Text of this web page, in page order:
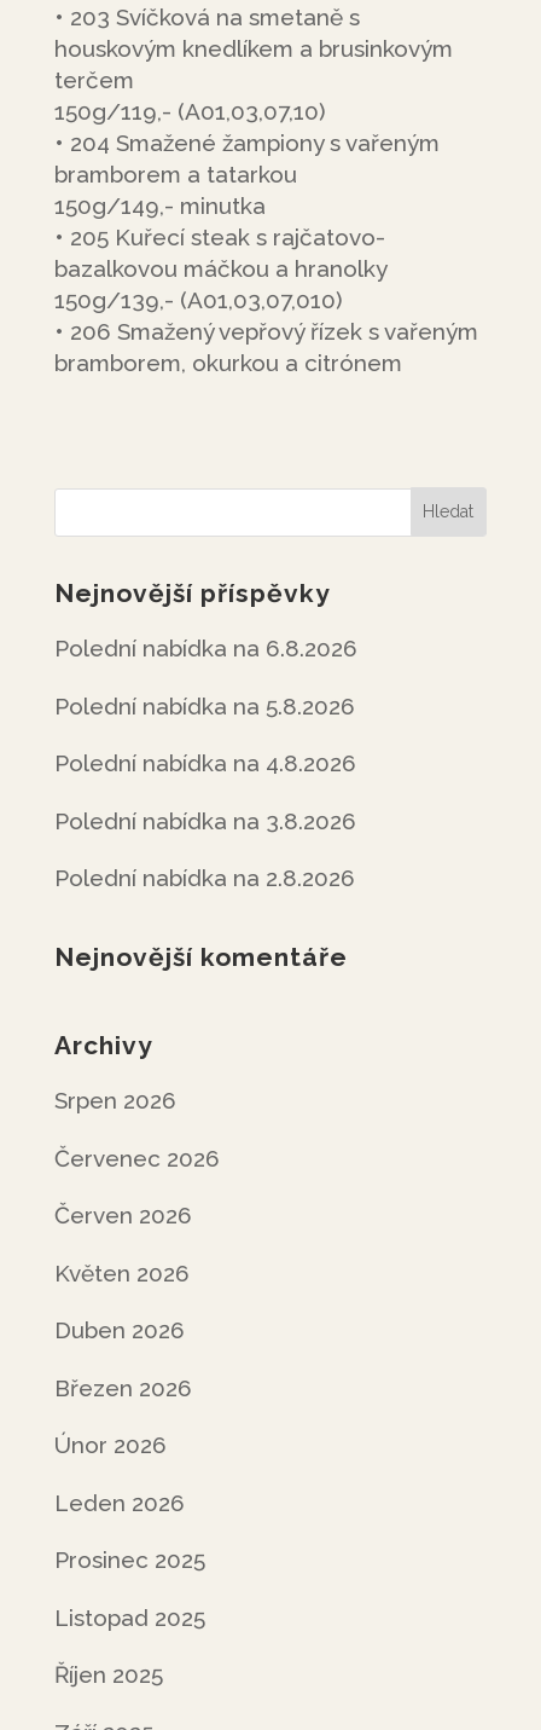
• 203 Svíčková na smetaně s
houskovým knedlíkem a brusinkovým
terčem
150g/119,- (A01,03,07,10)
• 204 Smažené žampiony s vařeným
bramborem a tatarkou
150g/149,- minutka
• 205 Kuřecí steak s rajčatovo-
bazalkovou máčkou a hranolky
150g/139,- (A01,03,07,010)
• 206 Smažený vepřový řízek s vařeným
bramborem, okurkou a citrónem
Nejnovější příspěvky
Polední nabídka na 6.8.2026
Polední nabídka na 5.8.2026
Polední nabídka na 4.8.2026
Polední nabídka na 3.8.2026
Polední nabídka na 2.8.2026
Nejnovější komentáře
Archivy
Srpen 2026
Červenec 2026
Červen 2026
Květen 2026
Duben 2026
Březen 2026
Únor 2026
Leden 2026
Prosinec 2025
Listopad 2025
Říjen 2025